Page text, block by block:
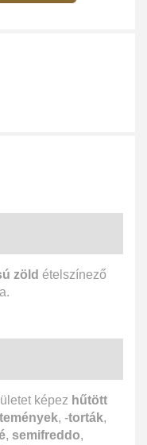
zöld ételszínező
képez hűtött
, -torták,
, semifreddo,